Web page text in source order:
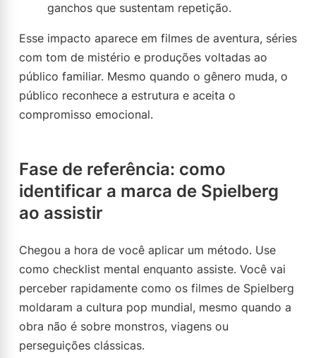
ganchos que sustentam repetição.
Esse impacto aparece em filmes de aventura, séries
com tom de mistério e produções voltadas ao
público familiar. Mesmo quando o gênero muda, o
público reconhece a estrutura e aceita o
compromisso emocional.
Fase de referência: como
identificar a marca de Spielberg
ao assistir
Chegou a hora de você aplicar um método. Use
como checklist mental enquanto assiste. Você vai
perceber rapidamente como os filmes de Spielberg
moldaram a cultura pop mundial, mesmo quando a
obra não é sobre monstros, viagens ou
perseguições clássicas.